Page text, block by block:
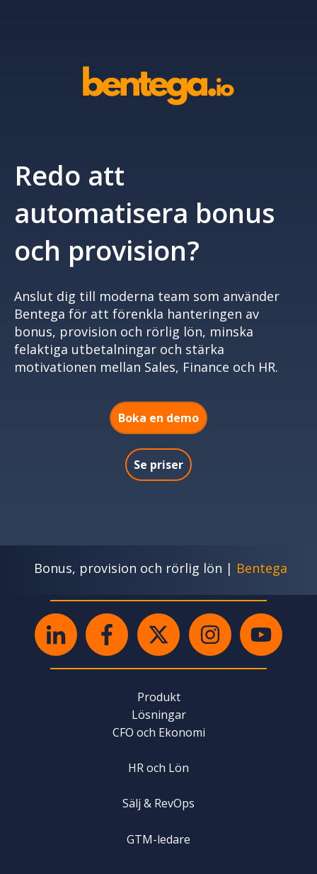
Redo att
automatisera bonus
och provision?
Anslut dig till moderna team som använder
Bentega för att förenkla hanteringen av
bonus, provision och rörlig lön, minska
felaktiga utbetalningar och stärka
motivationen mellan Sales, Finance och HR.
Boka en demo
Se priser
Bonus, provision och rörlig lön | Bentega
Produkt
Lösningar
CFO och Ekonomi
HR och Lön
Sälj & RevOps
GTM-ledare